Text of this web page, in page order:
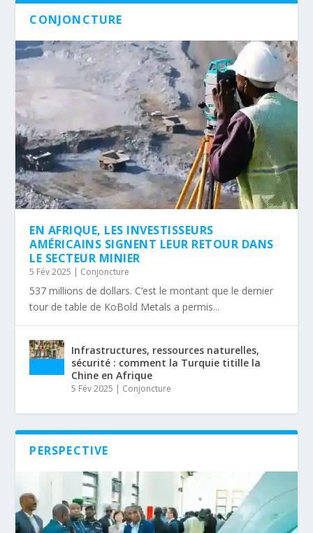
CONJONCTURE
EN AFRIQUE, LES INVESTISSEURS
AMÉRICAINS SIGNENT LEUR RETOUR DANS
LE SECTEUR MINIER
5 Fév 2025 Conjoncture
537 millions de dollars. C’est le montant que le dernier
tour de table de KoBold Metals a permis...
Infrastructures, ressources naturelles,
sécurité : comment la Turquie titille la
Chine en Afrique
5 Fév 2025 Conjoncture
PERSPECTIVE